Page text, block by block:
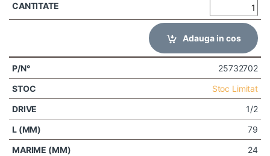
Adauga in cos
25732702
Stoc Limitat
1/2
79
24